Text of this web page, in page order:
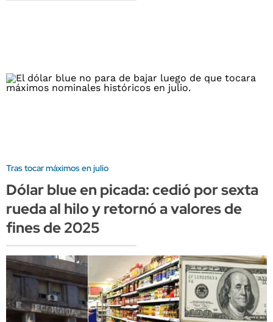
Tras tocar máximos en julio
Dólar blue en picada: cedió por sexta
rueda al hilo y retornó a valores de
fines de 2025